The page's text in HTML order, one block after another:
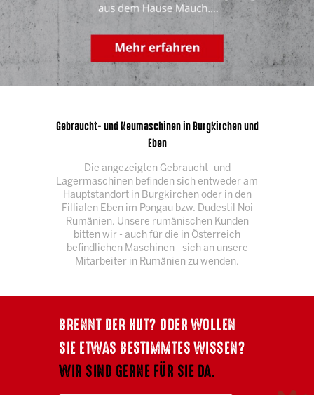
Gebraucht- und Neumaschinen in Burgkirchen und
Eben
Die angezeigten Gebraucht- und
Lagermaschinen befinden sich entweder am
Hauptstandort in Burgkirchen oder in den
Fillialen Eben im Pongau bzw. Dudestil Noi
Rumänien. Unsere rumänischen Kunden
bitten wir - auch für die in Österreich
befindlichen Maschinen - sich an unsere
Mitarbeiter in Rumänien zu wenden.
BRENNT DER HUT? ODER WOLLEN
SIE ETWAS BESTIMMTES WISSEN?
WIR SIND GERNE FÜR SIE DA.